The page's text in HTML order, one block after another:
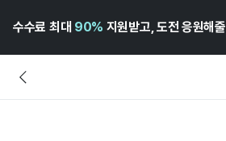
수수료 최대 90% 지원받고, 도전 응원해줄